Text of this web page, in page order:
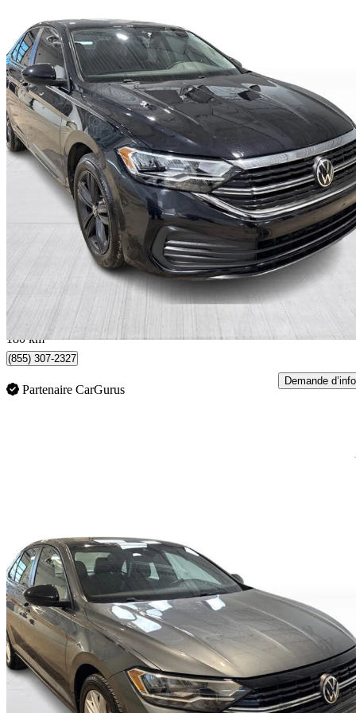
2024 Volkswagen Jetta
1.5T Comfortline FWD 42 806 km
Affaire
386 $/mois env.
Québec, QC
180 km
(855) 307-2327
Partenaire CarGurus
Demande d’info
2024 Volkswagen Jetta